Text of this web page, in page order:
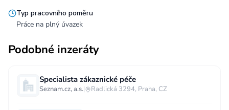
Typ pracovního poměru
Práce na plný úvazek
Podobné inzeráty
Specialista zákaznické péče
Seznam.cz, a.s.| Radlická 3294, Praha, CZ